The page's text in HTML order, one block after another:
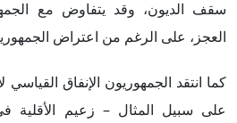
سقف الديون، وقد يتفاوض مع
العجز، على الرغم من اعتراض
كما انتقد الجمهوريون الإنفاق
على سبيل المثال – زعيم